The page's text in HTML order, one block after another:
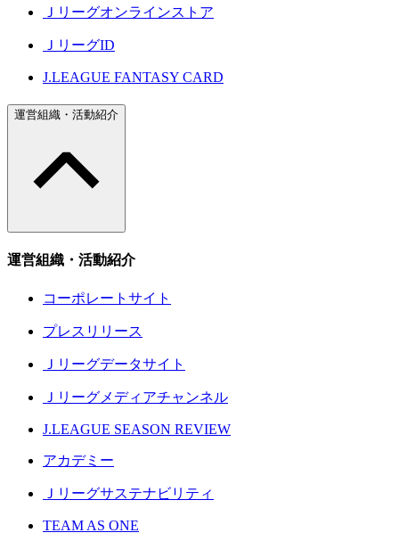
Ｊリーグオンラインストア
ＪリーグID
J.LEAGUE FANTASY CARD
運営組織・活動紹介
運営組織・活動紹介
コーポレートサイト
プレスリリース
Ｊリーグデータサイト
Ｊリーグメディアチャンネル
J.LEAGUE SEASON REVIEW
アカデミー
Ｊリーグサステナビリティ
TEAM AS ONE